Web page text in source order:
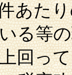
あた
る等
回っ